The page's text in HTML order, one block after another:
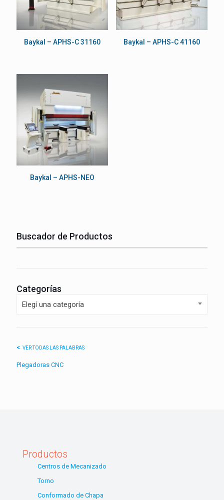
Baykal – APHS-C 31160 Baykal – APHS-C 41160
Baykal – APHS-NEO
Buscador de Productos
Categorías
Elegí una categoría
VER TODAS LAS PALABRAS
Plegadoras CNC
Productos
Centros de Mecanizado
Torno
Conformado de Chapa